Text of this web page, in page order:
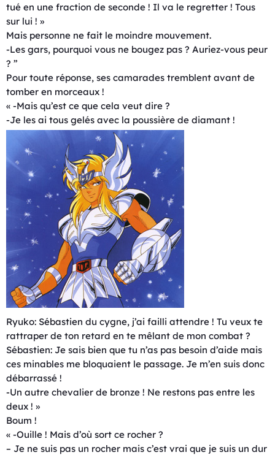
tué en une fraction de seconde ! Il va le regretter ! Tous
sur lui ! »
Mais personne ne fait le moindre mouvement.
-Les gars, pourquoi vous ne bougez pas ? Auriez-vous peur
? ”
Pour toute réponse, ses camarades tremblent avant de
tomber en morceaux !
« -Mais qu’est ce que cela veut dire ?
-Je les ai tous gelés avec la poussière de diamant !
Ryuko: Sébastien du cygne, j’ai failli attendre ! Tu veux te
rattraper de ton retard en te mêlant de mon combat ?
Sébastien: Je sais bien que tu n’as pas besoin d’aide mais
ces minables me bloquaient le passage. Je m’en suis donc
débarrassé !
-Un autre chevalier de bronze ! Ne restons pas entre les
deux ! »
Boum !
« -Ouille ! Mais d’où sort ce rocher ?
– Je ne suis pas un rocher mais c’est vrai que je suis un dur